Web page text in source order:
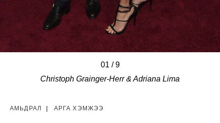
01 / 9
Christoph Grainger-Herr & Adriana Lima
////////
АМЬДРАЛ АРГА ХЭМЖЭЭ